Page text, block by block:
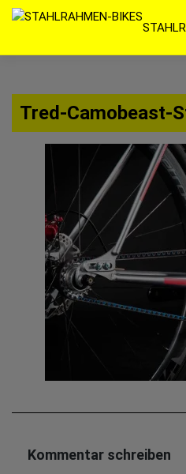
Zum
springen
Tred-Camobeast-
Kommentar schreiben